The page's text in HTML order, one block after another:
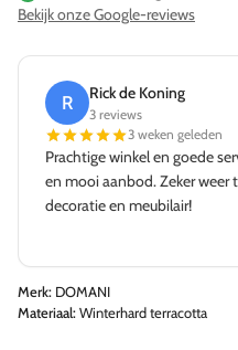
Bekijk onze Google-reviews
R Rick de Koning
3 reviews
3 weken geleden
Prachtige winkel en goede
en mooi aanbod. Zeker weer
decoratie en meubilair!
Merk: DOMANI
Materiaal:Winterhard terracotta